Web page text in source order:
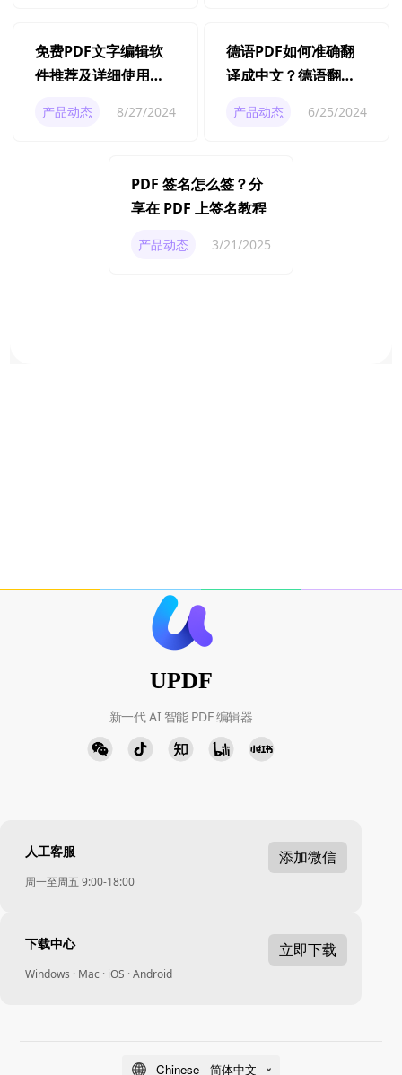
免费PDF文字编辑软
件推荐及详细使用教
产品动态 8/27/2024
德语PDF如何准确翻
译成中文？德语翻译
产品动态 6/25/2024
PDF 签名怎么签？分
享在 PDF 上签名教程
产品动态 3/21/2025
UPDF
新一代 AI 智能 PDF 编辑器
人工客服
周一至周五 9:00-18:00
添加微信
下载中心
Windows · Mac · iOS · Android
立即下载
Chinese - 简体中文